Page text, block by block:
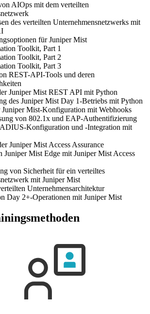
AIOps mit dem verteilten
des verteilten Unternehmensnetzwerks mit
für Juniper Mist
Toolkit, Part 1
Toolkit, Part 2
Toolkit, Part 3
REST-API-Tools und deren
Juniper Mist REST API mit Python
des Juniper Mist Day 1-Betriebs mit Python
Juniper Mist-Konfiguration mit Webhooks
von 802.1x und EAP-Authentifizierung
Konfiguration und -Integration mit
Juniper Mist Access Assurance
Juniper Mist Edge mit Juniper Mist Access
von Sicherheit für ein verteiltes
mit Juniper Mist
Unternehmensarchitektur
Day 2+-Operationen mit Juniper Mist